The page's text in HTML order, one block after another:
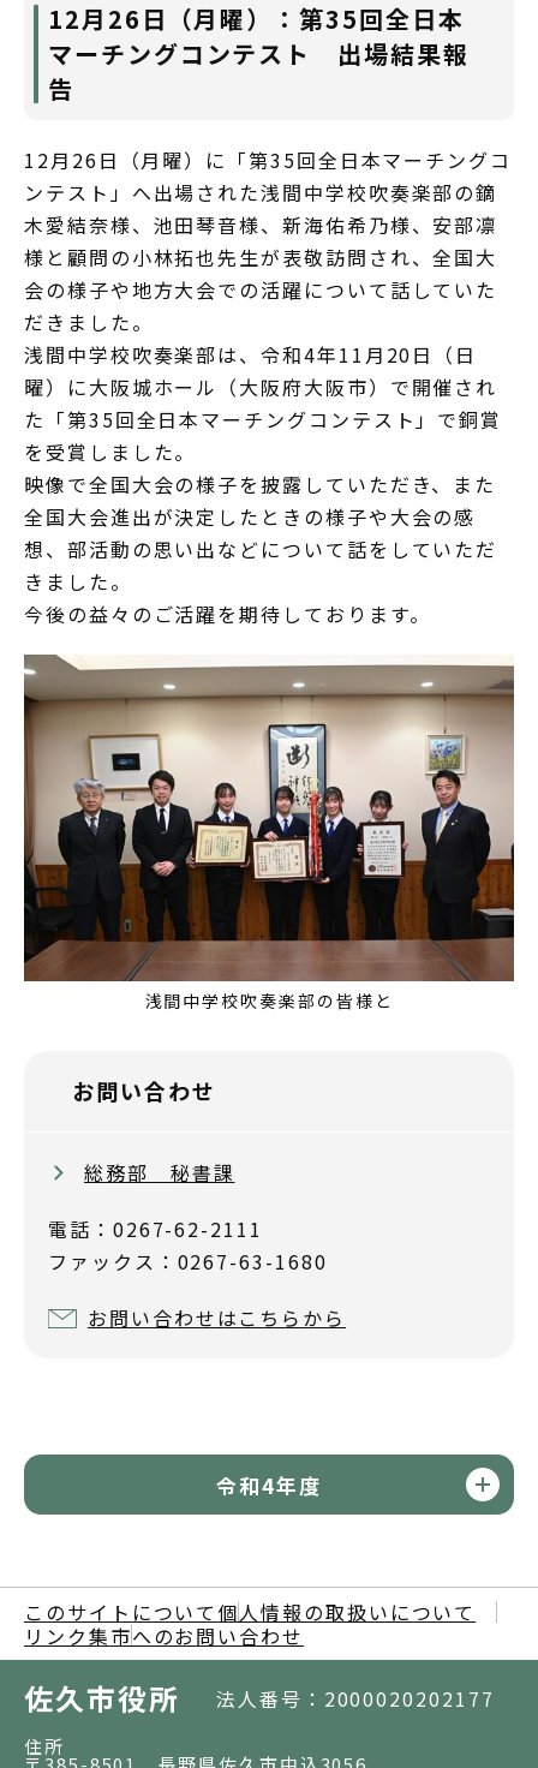
12月26日（月曜）：第35回全日本
マーチングコンテスト 出場結果報
告
12月26日（月曜）に「第35回全日本マーチングコ
ンテスト」へ出場された浅間中学校吹奏楽部の鏑
木愛結奈様、池田琴音様、新海佑希乃様、安部凛
様と顧問の小林拓也先生が表敬訪問され、全国大
会の様子や地方大会での活躍について話していた
だきました。
浅間中学校吹奏楽部は、令和4年11月20日（日
曜）に大阪城ホール（大阪府大阪市）で開催され
た「第35回全日本マーチングコンテスト」で銅賞
を受賞しました。
映像で全国大会の様子を披露していただき、また
全国大会進出が決定したときの様子や大会の感
想、部活動の思い出などについて話をしていただ
きました。
今後の益々のご活躍を期待しております。
浅間中学校吹奏楽部の皆様と
お問い合わせ
総務部 秘書課
電話：0267-62-2111
ファックス：0267-63-1680
お問い合わせはこちらから
令和4年度
このサイトについて 個人情報の取扱いについて
リンク集市へのお問い合わせ
佐久市役所 法人番号：2000020202177
住所